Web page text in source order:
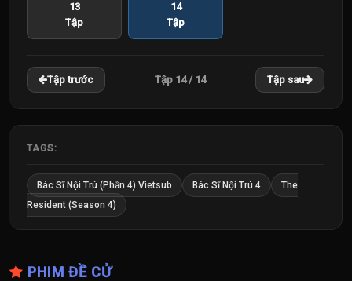
13
Tập
14
Tập
Tập trước Tập 14 / 14 Tập sau
TAGS:
Bác Sĩ Nội Trú (Phần 4) Vietsub Bác Sĩ Nội Trú 4
The
Resident (Season 4)
PHIM ĐỀ CỬ